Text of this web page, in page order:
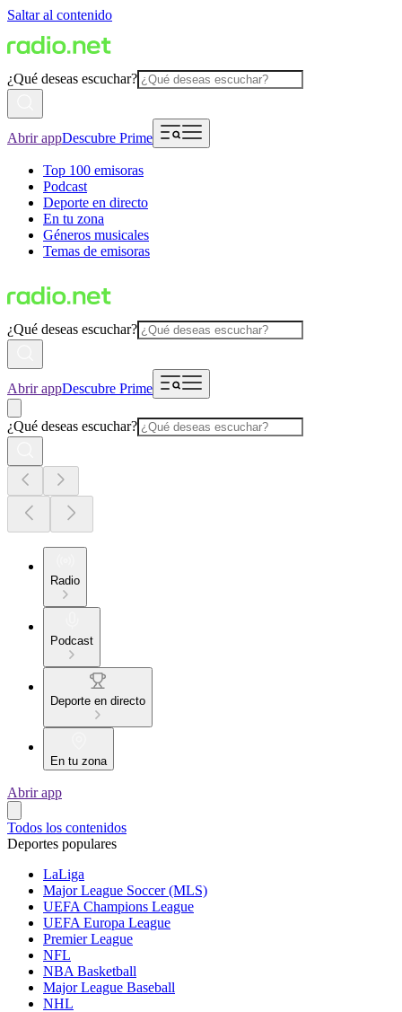
Saltar al contenido
¿Qué deseas escuchar?
Abrir appDescubre Prime
Top 100 emisoras
Podcast
Deporte en directo
En tu zona
Géneros musicales
Temas de emisoras
¿Qué deseas escuchar?
Abrir appDescubre Prime
¿Qué deseas escuchar?
Radio
Podcast
Deporte en directo
En tu zona
Abrir app
Todos los contenidos
Deportes populares
LaLiga
Major League Soccer (MLS)
UEFA Champions League
UEFA Europa League
Premier League
NFL
NBA Basketball
Major League Baseball
NHL